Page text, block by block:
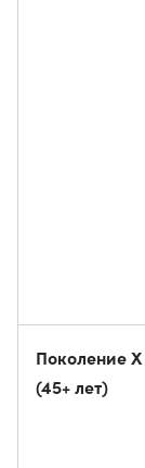
Поколение X
(45+ лет)